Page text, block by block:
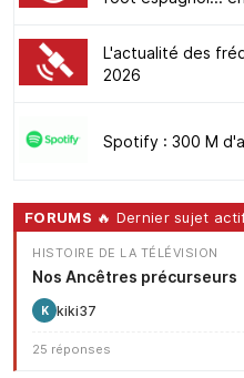
L'actualité des
2026
Spotify : 300 M
FORUMS 🔥 Dernier sujet
HISTOIRE DE LA TÉLÉVISION
Nos Ancêtres précurseurs
K kiki37
25 réponses